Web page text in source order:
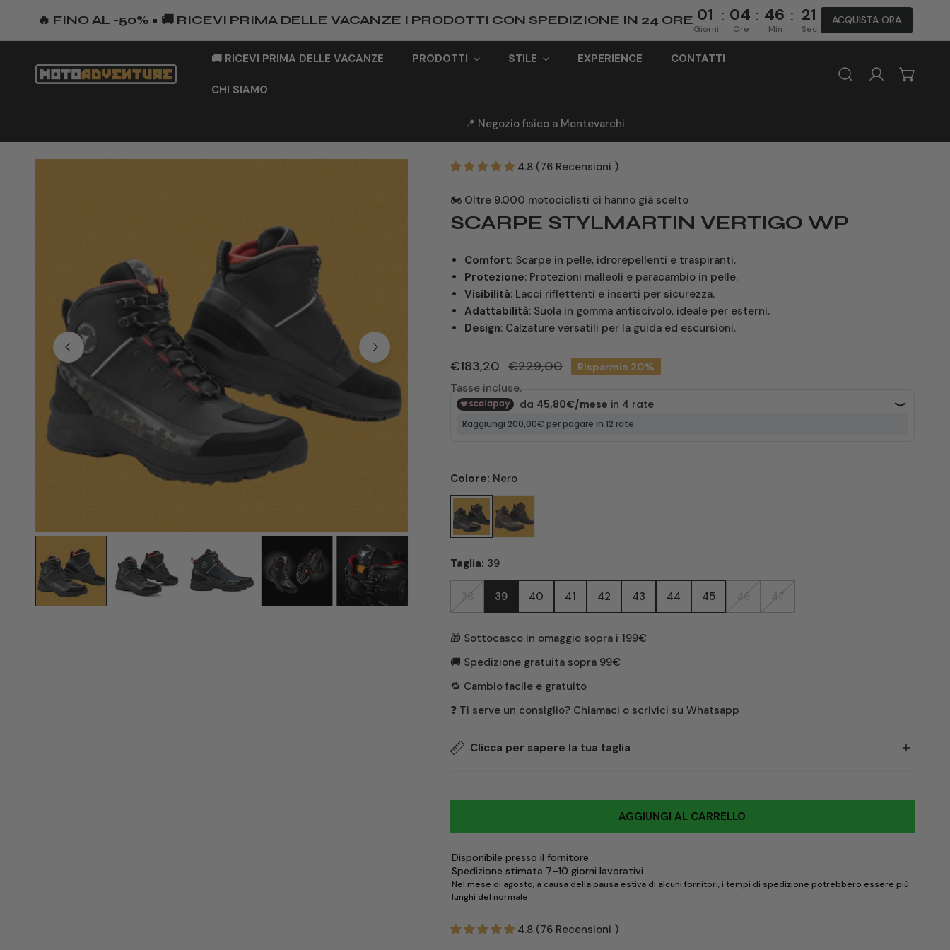
🔥 FINO AL -50% • 🚚 RICEVI PRIMA DELLE VACANZE I PRODOTTI CON SPEDIZIONE IN 24 ORE 01 : 04 : 46 : 20
Giorni Ore Min Sec
ACQUISTA ORA
🚚 RICEVI PRIMA DELLE VACANZE PRODOTTI STILE EXPERIENCE CONTATTI
CHI SIAMO
Accedi
📍 Negozio fisico a Montevarchi
APRI MEDIA NELLA VISTA GALLERIA APRI MEDIA NELLA VISTA GALLERIA
4.8 (76 Recensioni )
🏍️ Oltre 9.000 motociclisti ci hanno già scelto
SCARPE STYLMARTIN VERTIGO WP
Comfort: Scarpe in pelle, idrorepellenti e traspiranti.
Protezione: Protezioni malleoli e paracambio in pelle.
Visibilità: Lacci riflettenti e inserti per sicurezza.
Adattabilità: Suola in gomma antiscivolo, ideale per esterni.
Design: Calzature versatili per la guida ed escursioni.
Prezzo
di
vendita
€183,20
Prezzo
regolare
€229,00 Risparmia 20%
Tasse incluse.
Colore: Nero
Taglia: 39
38 39 40 41 42 43 44 45 46 47
🎁 Sottocasco in omaggio sopra i 199€
🚚 Spedizione gratuita sopra 99€
🔁 Cambio facile e gratuito
❓ Ti serve un consiglio? Chiamaci o scrivici su Whatsapp
Clicca per sapere la tua taglia
Lunghezza piede (cm)
40 26
AGGIUNGI AL CARRELLO
Disponibile presso il fornitore
Spedizione stimata 7–10 giorni lavorativi
Nel mese di agosto, a causa della pausa estiva di alcuni fornitori, i tempi di spedizione potrebbero essere più
lunghi del normale.
4.8 (76 Recensioni )